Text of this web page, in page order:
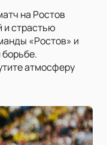
на Ростов
и страстью
«Ростов» и
атмосферу